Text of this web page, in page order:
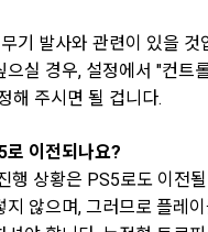
기 발사와 관련이 있을 것
으실 경우, 설정에서 "컨트
해 주시면 될 겁니다.
로 이전되나요?
행 상황은 PS5로도 이전
지 않으며, 그러므로 플레